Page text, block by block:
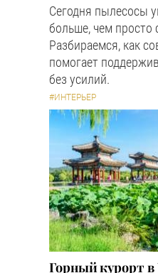
Сегодня пылесосы
больше, чем просто
Разбираемся, как
помогает
без усилий.
#ИНТЕРЬЕР
Горный курорт в